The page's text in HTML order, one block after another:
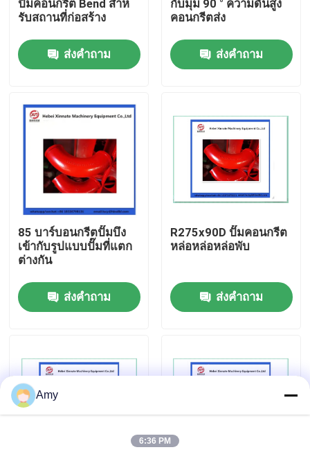
วิดีโอ
เกี่ยวกับเรา
ทัวร์โรงงาน
ติดต่อเรา
ขออ้าง
PUTZMEISTER ชิ้นส่วนปั๊มคอนกรีต
ส่วนของปั๊มคอนกรีต Schwing
ปั๊มคอนกรีต Bend สําห
รับสถานที่ก่อสร้าง
ส่งคำถาม
กับมุม 90 ° ความดันสูง
คอนกรีตส่ง
ส่งคำถาม
85 บาร์บอนกรีตปั๊มบึง
เข้ากับรูปแบบปั๊มที่แตก
ต่างกัน
ส่งคำถาม
R275x90D ปั๊มคอนกรีต
หล่อหล่อหล่อพับ
ส่งคำถาม
Amy
6:36 PM